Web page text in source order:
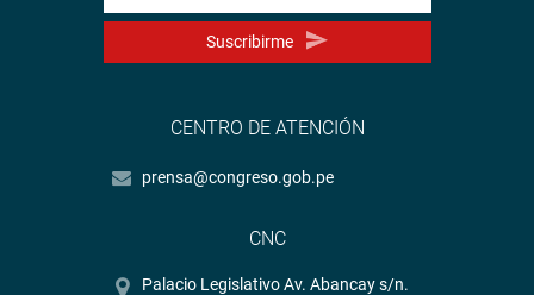
Suscribirme
CENTRO DE ATENCIÓN
prensa@congreso.gob.pe
CNC
Palacio Legislativo Av. Abancay s/n.